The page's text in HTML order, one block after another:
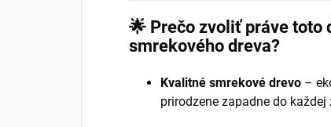
🌟 Prečo zvoliť práve toto
smrekového dreva?
Kvalitné smrekové drevo –
prirodzene zapadne do